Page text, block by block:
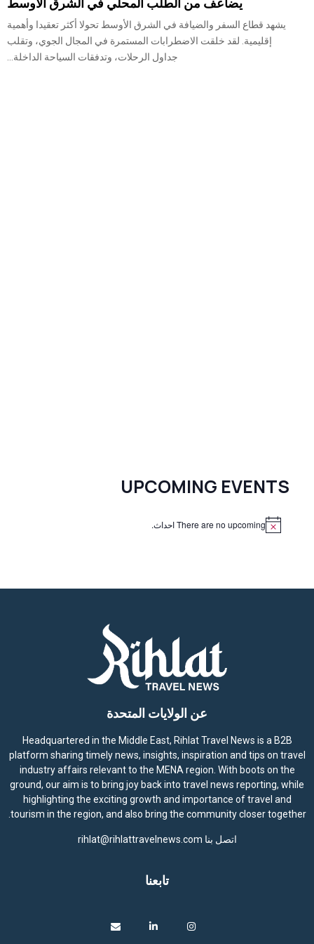
يشهد قطاع السفر والضيافة في الشرق الأوسط تحولا أكثر تعقيدا وأهمية
إقليمية. لقد خلقت الاضطرابات المستمرة في المجال الجوي، وتقلب
جداول الرحلات، وتدفقات السياحة الداخلة...
UPCOMING EVENTS
There are no upcoming احداث.
عن الولايات المتحدة
Headquartered in the Middle East, Rihlat Travel News is a B2B
platform sharing timely news, insights, inspiration and tips on travel
industry affairs relevant to the MENA region. With boots on the
ground, our aim is to bring joy back into travel news reporting, while
highlighting the exciting growth and importance of travel and
tourism in the region, and also bring the community closer together.
اتصل بنا rihlat@rihlattravelnews.com
تابعنا